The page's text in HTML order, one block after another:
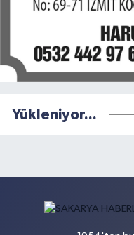
Yükleniyor...